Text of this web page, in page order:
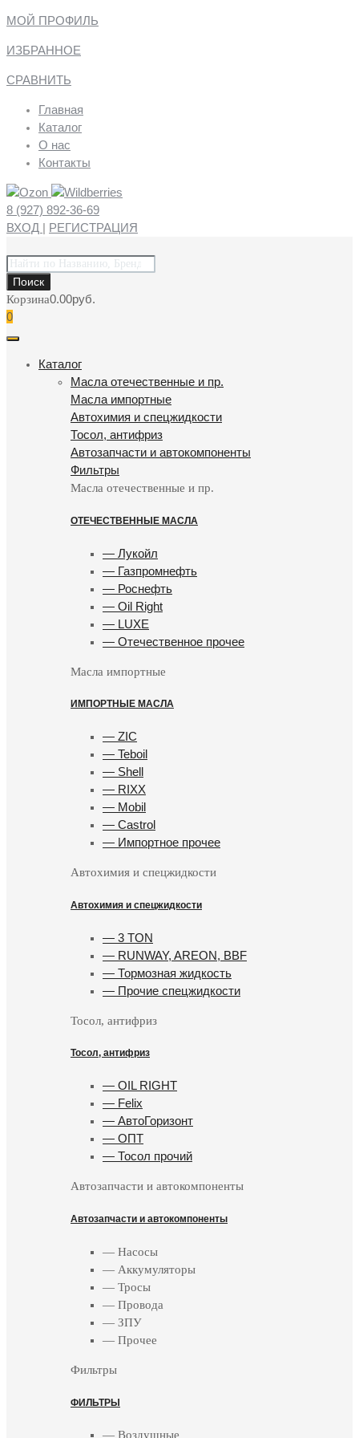
МОЙ ПРОФИЛЬ
ИЗБРАННОЕ
СРАВНИТЬ
Главная
Каталог
О нас
Контакты
8 (927) 892-36-69
ВХОД | РЕГИСТРАЦИЯ
Поиск
товаров
Поиск
Корзина0.00руб.
0
Каталог
Масла отечественные и пр.
Масла импортные
Автохимия и спецжидкости
Тосол, антифриз
Автозапчасти и автокомпоненты
Фильтры
Масла отечественные и пр.
ОТЕЧЕСТВЕННЫЕ МАСЛА
— Лукойл
— Газпромнефть
— Роснефть
— Oil Right
— LUXE
— Отечественное прочее
Масла импортные
ИМПОРТНЫЕ МАСЛА
— ZIC
— Teboil
— Shell
— RIXX
— Mobil
— Castrol
— Импортное прочее
Автохимия и спецжидкости
Автохимия и спецжидкости
— 3 TON
— RUNWAY, AREON, BBF
— Тормозная жидкость
— Прочие спецжидкости
Тосол, антифриз
Тосол, антифриз
— OIL RIGHT
— Felix
— АвтоГоризонт
— ОПТ
— Тосол прочий
Автозапчасти и автокомпоненты
Автозапчасти и автокомпоненты
— Насосы
— Аккумуляторы
— Тросы
— Провода
— ЗПУ
— Прочее
Фильтры
ФИЛЬТРЫ
— Воздушные